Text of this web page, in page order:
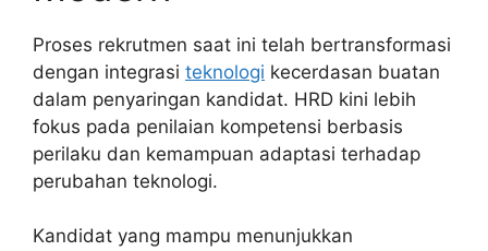
Proses rekrutmen saat ini telah bertransformasi
dengan integrasi teknologi kecerdasan buatan
dalam penyaringan kandidat. HRD kini lebih
fokus pada penilaian kompetensi berbasis
perilaku dan kemampuan adaptasi terhadap
perubahan teknologi.
Kandidat yang mampu menunjukkan